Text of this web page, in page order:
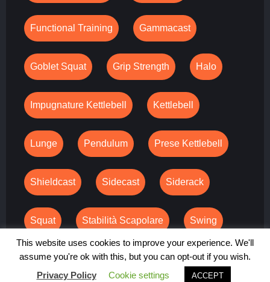
Functional Training Gammacast
Goblet Squat Grip Strength Halo
Impugnature Kettlebell Kettlebell
Lunge Pendulum Prese Kettlebell
Shieldcast Sidecast Siderack
Squat Stabilità Scapolare Swing
This website uses cookies to improve your experience. We'll
assume you're ok with this, but you can opt-out if you wish.
Privacy Policy
Cookie settings ACCEPT